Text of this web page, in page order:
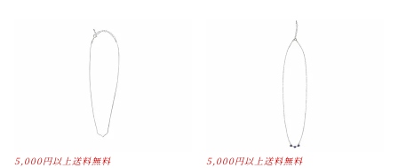
5,000円以上送料無料 5,000円以上送料無料